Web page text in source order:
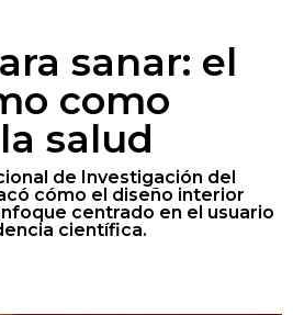
sanar: el
como
salud
de Investigación del
cómo el diseño interior
centrado en el usuario
científica.